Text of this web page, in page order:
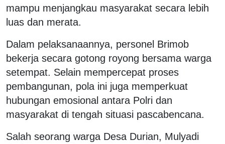
mampu menjangkau masyarakat secara lebih
luas dan merata.
Dalam pelaksanaannya, personel Brimob
bekerja secara gotong royong bersama warga
setempat. Selain mempercepat proses
pembangunan, pola ini juga memperkuat
hubungan emosional antara Polri dan
masyarakat di tengah situasi pascabencana.
Salah seorang warga Desa Durian, Mulyadi